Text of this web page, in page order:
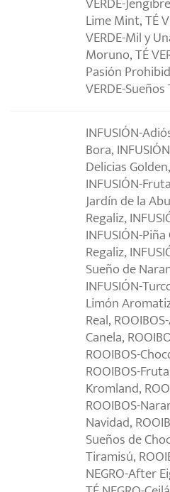
Lime Mint, TÉ
VERDE-Mil y
Moruno, TÉ
Pasión
VERDE-
INFUSIÓN-
Bora,
Delicias
INFUSIÓN-
Jardín de la
Regaliz,
INFUSIÓN-
Regaliz,
Sueño de
INFUSIÓN-
Limón
Real,
Canela,
ROOIBOS-
ROOIBOS-
Kromland,
ROOIBOS-
Navidad,
Sueños de
Tiramisú,
NEGRO-After